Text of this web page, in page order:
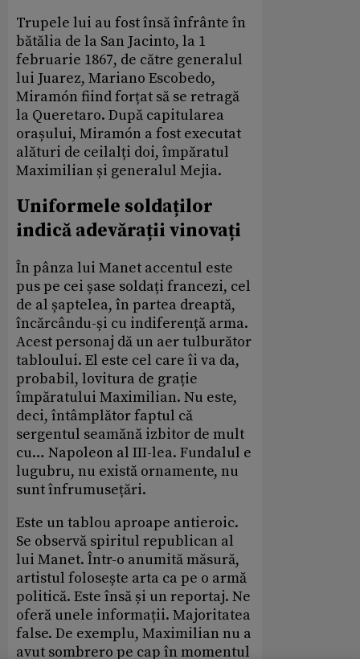
Trupele lui au fost însă înfrânte în
bătălia de la San Jacinto, la 1
februarie 1867, de către generalul
lui Juarez, Mariano Escobedo,
Miramón fiind forțat să se retragă
la Queretaro. După capitularea
orașului, Miramón a fost executat
alături de ceilalți doi, împăratul
Maximilian și generalul Mejia.
Uniformele soldaților
indică adevărații vinovați
În pânza lui Manet accentul este
pus pe cei șase soldați francezi, cel
de al șaptelea, în partea dreaptă,
încărcându-și cu indiferență arma.
Acest personaj dă un aer tulburător
tabloului. El este cel care îi va da,
probabil, lovitura de grație
împăratului Maximilian. Nu este,
deci, întâmplător faptul că
sergentul seamănă izbitor de mult
cu… Napoleon al III-lea. Fundalul e
lugubru, nu există ornamente, nu
sunt înfrumusețări.
Este un tablou aproape antieroic.
Se observă spiritul republican al
lui Manet. Într-o anumită măsură,
artistul folosește arta ca pe o armă
politică. Este însă și un reportaj. Ne
oferă unele informații. Majoritatea
false. De exemplu, Maximilian nu a
avut sombrero pe cap în momentul